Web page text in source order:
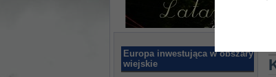
Europa inwestująca w obszary
wiejskie